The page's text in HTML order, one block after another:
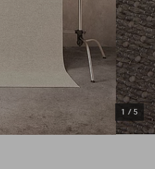
1 / 5